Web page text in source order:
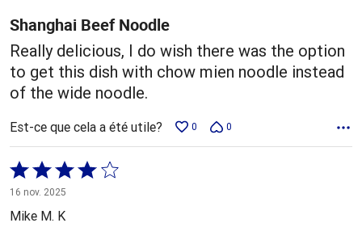
Shanghai Beef Noodle
Really delicious, I do wish there was the option
to get this dish with chow mien noodle instead
of the wide noodle.
Est-ce que cela a été utile? 0 0
Coté
4 sur
5
16 nov. 2025
Mike M. K